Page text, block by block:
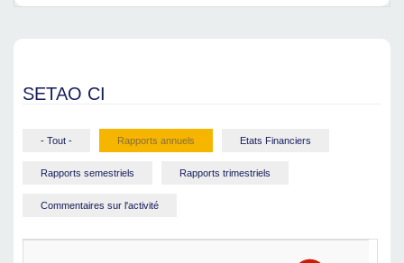
SETAO CI
- Tout - Rapports annuels Etats Financiers
Rapports semestriels Rapports trimestriels
Commentaires sur l'activité